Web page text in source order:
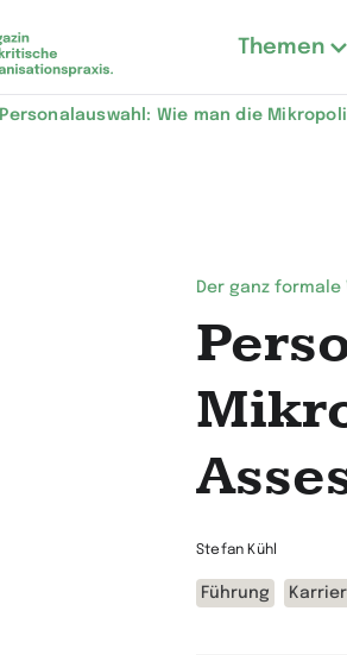
Themen
Personalauswahl: Wie man die
Der ganz formale
Stefan Kühl
Führung